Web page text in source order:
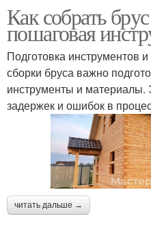
Как собрать
пошаговая
Подготовка инструментов
сборки бруса важно
инструменты и материалы.
задержек и ошибок в
читать дальше →